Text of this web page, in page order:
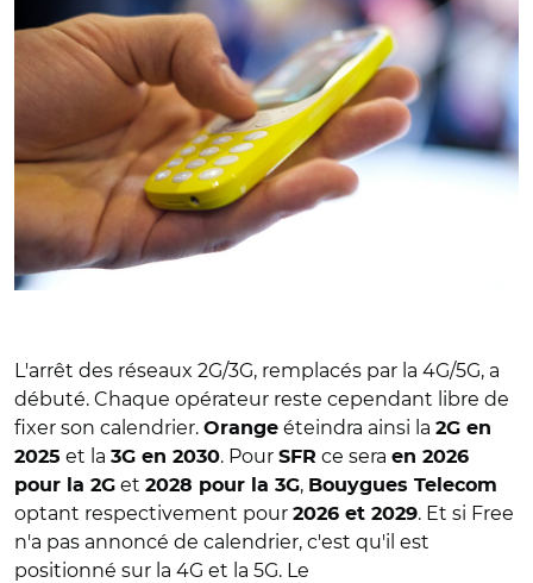
L'arrêt des réseaux 2G/3G, remplacés par la 4G/5G, a
débuté. Chaque opérateur reste cependant libre de
fixer son calendrier. Orange éteindra ainsi la 2G en
2025 et la 3G en 2030. Pour SFR ce sera en 2026
pour la 2G et 2028 pour la 3G, Bouygues Telecom
optant respectivement pour 2026 et 2029. Et si Free
n'a pas annoncé de calendrier, c'est qu'il est
positionné sur la 4G et la 5G. Le